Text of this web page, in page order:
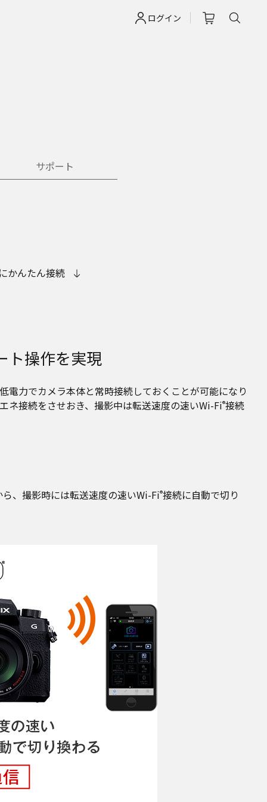
ログイン
サポート
かんたん接続
ト操作を実現
力でカメラ本体と常時接続しておくことが可能になり
ネ接続をさせおき、撮影中は転送速度の速いWi-Fi®接続
ら、撮影時には転送速度の速いWi-Fi®接続に自動で切り